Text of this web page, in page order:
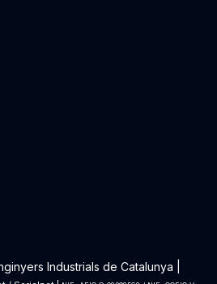
Industrials de Catalunya |